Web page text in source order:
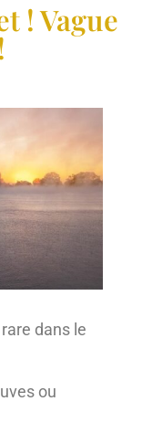
! Vague
dans le
ou